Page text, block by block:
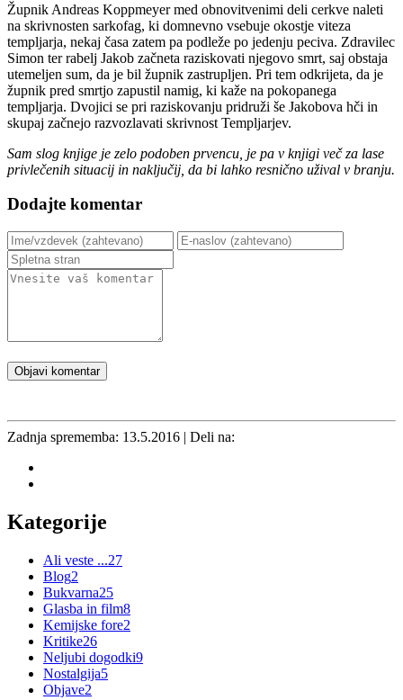
Župnik Andreas Koppmeyer med obnovitvenimi deli cerkve naleti
na skrivnosten sarkofag, ki domnevno vsebuje okostje viteza
templjarja, nekaj časa zatem pa podleže po jedenju peciva. Zdravilec
Simon ter rabelj Jakob začneta raziskovati njegovo smrt, saj obstaja
utemeljen sum, da je bil župnik zastrupljen. Pri tem odkrijeta, da je
župnik pred smrtjo zapustil namig, ki kaže na pokopanega
templjarja. Dvojici se pri raziskovanju pridruži še Jakobova hči in
skupaj začnejo razvozlavati skrivnost Templjarjev.
Sam slog knjige je zelo podoben prvencu, je pa v knjigi več za lase
privlečenih situacij in naključij, da bi lahko resnično užival v branju.
Dodajte komentar
Objavi komentar
Zadnja sprememba: 13.5.2016 | Deli na:
Kategorije
Ali veste ...27
Blog2
Bukvarna25
Glasba in film8
Kemijske fore2
Kritike26
Neljubi dogodki9
Nostalgija5
Objave2